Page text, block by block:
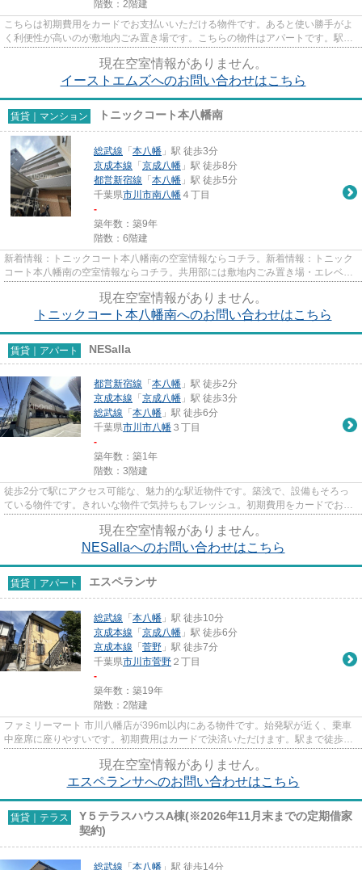
階数：2階建
こちらは初期費用をカードでお支払いいただける物件です。あると使い勝手がよ
く利便性が高いのが敷地内ごみ置き場です。こちらの物件はアパートです。駅ま
現在空室情報がありません。
イーストエムズへのお問い合わせはこちら
賃貸｜マンション トニックコート本八幡南
総武線 「 本八幡 」駅 徒歩3分
京成本線 「 京成八幡 」駅 徒歩8分
都営新宿線 「 本八幡 」駅 徒歩5分
千葉県市川市南八幡 ４丁目
-
築年数：築9年
階数：6階建
新着情報：トニックコート本八幡南の空室情報ならコチラ。新着情報：トニック
コート本八幡南の空室情報ならコチラ。共用部には敷地内ごみ置き場・エレベー
現在空室情報がありません。
トニックコート本八幡南へのお問い合わせはこちら
賃貸｜アパート NESalla
都営新宿線 「 本八幡 」駅 徒歩2分
京成本線 「 京成八幡 」駅 徒歩3分
総武線 「 本八幡 」駅 徒歩6分
千葉県市川市八幡 ３丁目
-
築年数：築1年
階数：3階建
徒歩2分で駅にアクセス可能な、魅力的な駅近物件です。築浅で、設備もそろっ
ている物件です。きれいな物件で気持ちもフレッシュ。初期費用をカードでお支
現在空室情報がありません。
NESallaへのお問い合わせはこちら
賃貸｜アパート エスペランサ
総武線 「 本八幡 」駅 徒歩10分
京成本線 「 京成八幡 」駅 徒歩6分
京成本線 「 菅野 」駅 徒歩7分
千葉県市川市菅野 ２丁目
-
築年数：築19年
階数：2階建
ファミリーマート 市川八幡店が396m以内にある物件です。始発駅が近く、乗車
中座席に座りやすいです。初期費用はカードで決済いただけます。駅まで徒歩10
現在空室情報がありません。
エスペランサへのお問い合わせはこちら
賃貸｜テラス
Y５テラスハウスA棟(※2026年11月末までの定期借家
契約)
総武線 「 本八幡 」駅 徒歩14分